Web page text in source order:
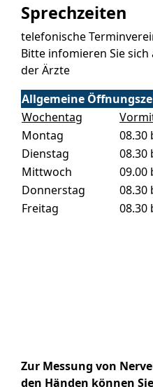
Sprechzeiten
telefonische
Bitte infomieren Sie
der Ärzte
Allgemeine
Wochentag
Montag
08.30
Dienstag
08.30
Mittwoch
09.00
Donnerstag
08.30
Freitag
08.30
Zur Messung von
den Händen können